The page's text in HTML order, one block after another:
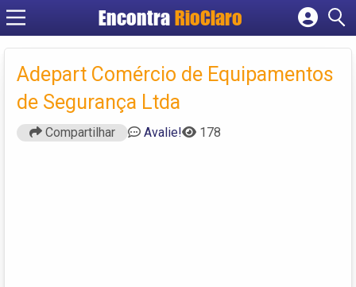
Encontra RioClaro
Cadastrar empresa
Criar conta
Adepart Comércio de Equipamentos
de Segurança Ltda
Compartilhar Avalie! 178